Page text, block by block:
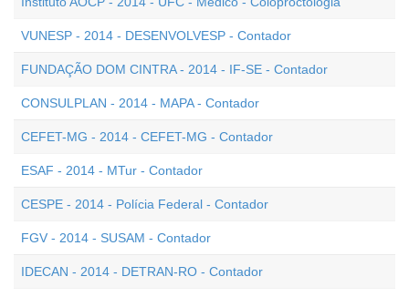
VUNESP - 2014 - DESENVOLVESP - Contador
FUNDAÇÃO DOM CINTRA - 2014 - IF-SE - Contador
CONSULPLAN - 2014 - MAPA - Contador
CEFET-MG - 2014 - CEFET-MG - Contador
ESAF - 2014 - MTur - Contador
CESPE - 2014 - Polícia Federal - Contador
FGV - 2014 - SUSAM - Contador
IDECAN - 2014 - DETRAN-RO - Contador